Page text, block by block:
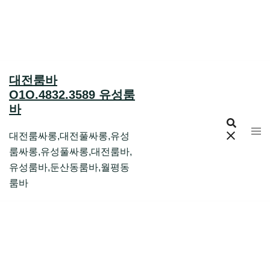
대전룸바
O1O.4832.3589 유성룸
바
대전룸싸롱,대전풀싸롱,유성
룸싸롱,유성풀싸롱,대전룸바,
유성룸바,둔산동룸바,월평동
룸바